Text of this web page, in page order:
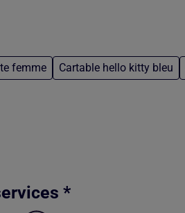
femme Cartable hello kitty bleu
*